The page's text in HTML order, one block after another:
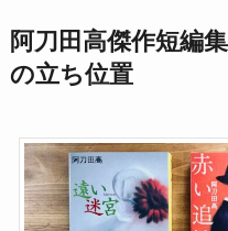
阿刀田高傑作短編
の立ち位置